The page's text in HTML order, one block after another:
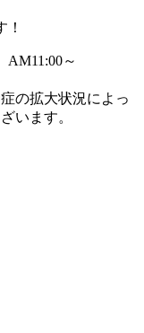
AM11:00～
の拡大状況によっ
います。